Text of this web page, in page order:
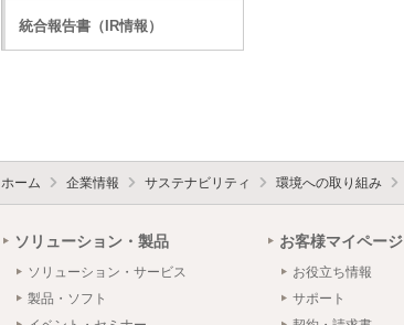
統合報告書（IR情報）
ホーム 企業情報 サステナビリティ 環境への取り組み
ソリューション・製品
ソリューション・サービス
製品・ソフト
お客様マイページ
お役立ち情報
サポート